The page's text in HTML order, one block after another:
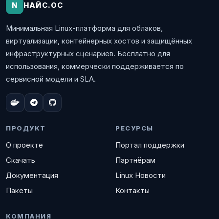
N НАЙС.ОС
Минимальная Linux-платформа для облаков,
виртуализации, контейнерных хостов и защищённых
инфраструктурных сценариев. Бесплатно для
использования, коммерчески поддерживается по
сервисной модели и SLA.
ПРОДУКТ
О проекте
Скачать
Документация
Пакеты
РЕСУРСЫ
Портал поддержки
Партнёрам
Linux Новости
Контакты
КОМПАНИЯ